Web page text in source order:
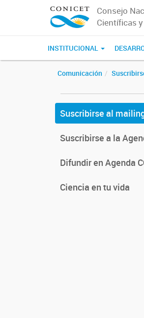
Consejo
Científicas
INSTITUCIONAL
Comunicación
Suscribirse al
Suscribirse a la
Difundir en Agenda
Ciencia en tu vida